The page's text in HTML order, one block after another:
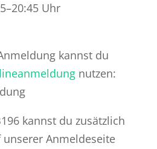
Uhr
kannst du
nutzen:
kannst du zusätzlich
Anmeldeseite